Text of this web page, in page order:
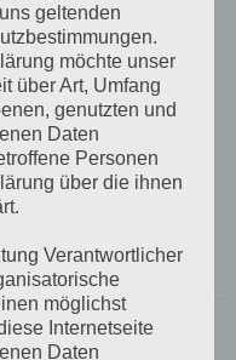
Hartschaum,
120
geltenden
möchte unser
über Art, Umfang
genutzten und
Daten
Personen
über die ihnen
Verantwortlicher
möglichst
Internetseite
Daten